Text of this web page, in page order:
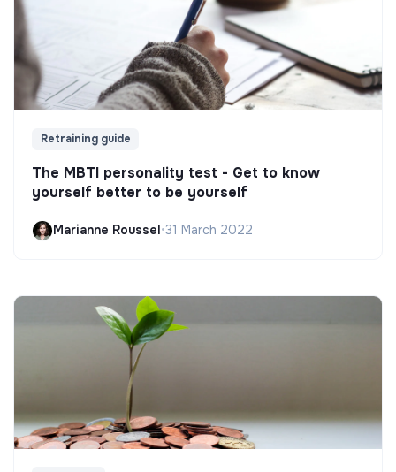
Retraining guide
The MBTI personality test - Get to know
yourself better to be yourself
Marianne Roussel•31 March 2022